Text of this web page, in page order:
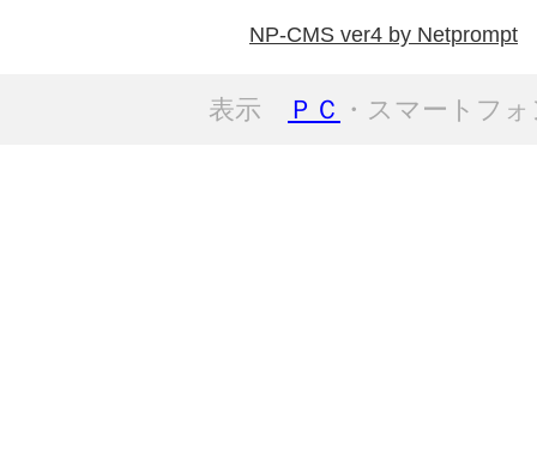
NP-CMS ver4 by Netprompt
表示 ＰＣ ・スマートフ